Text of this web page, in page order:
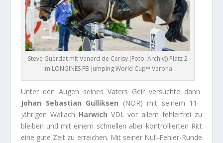
Steve Guerdat mit Venard de Cerisy (Foto: Archiv)) Platz 2
im LONGINES FEI Jumping World Cup™ Verona
Unter den Augen seines Vaters Geir versuchte dann
Johan Sebastian Gulliksen (NOR) mit seinem 11-
jährigen Wallach Harwich VDL vor allem fehlerfrei zu
bleiben und mit einem schnellen aber kontrollierten Ritt
eine gute Zeit zu erreichen. Mit seiner Null-Fehler-Runde